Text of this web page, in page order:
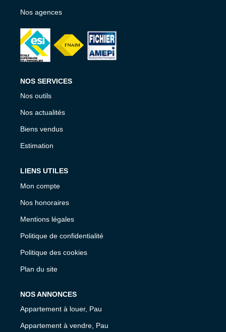
Nos agences
NOS SERVICES
Nos outils
Nos actualités
Biens vendus
Estimation
LIENS UTILES
Mon compte
Nos honoraires
Mentions légales
Politique de confidentialité
Politique des cookies
Plan du site
NOS ANNONCES
Appartement à louer, Pau
Appartement à vendre, Pau